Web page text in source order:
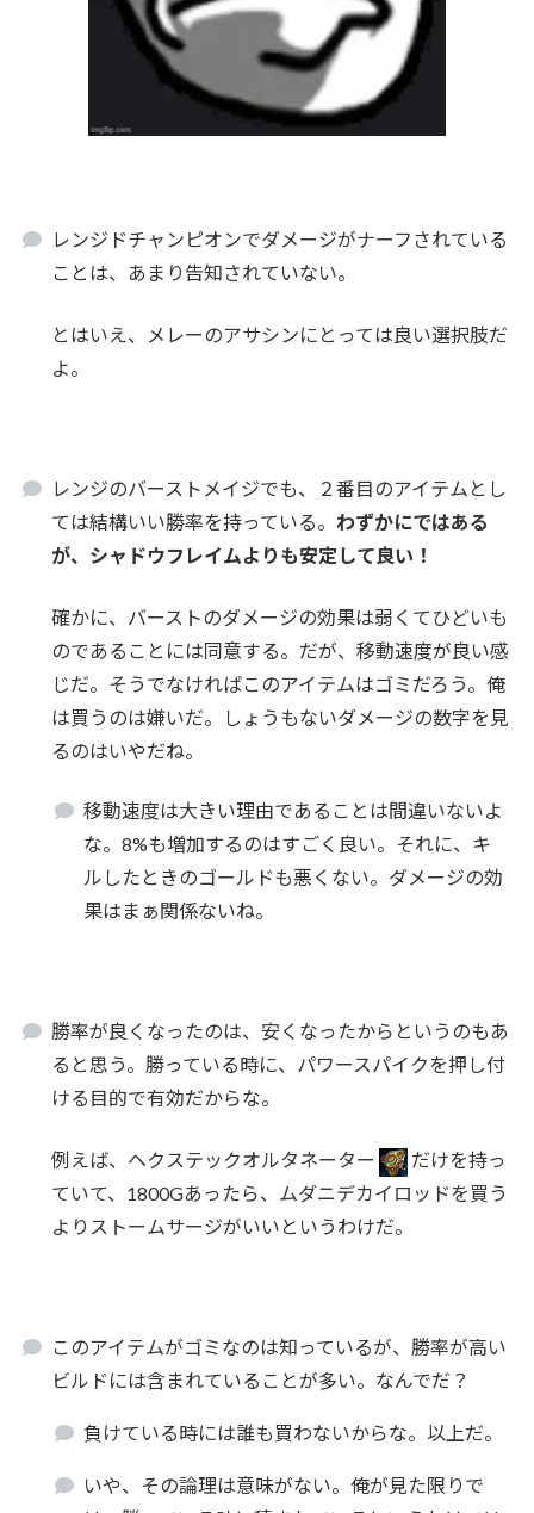
レンジドチャンピオンでダメージがナーフされている
ことは、あまり告知されていない。
とはいえ、メレーのアサシンにとっては良い選択肢だ
よ。
レンジのバーストメイジでも、２番目のアイテムとし
ては結構いい勝率を持っている。わずかにではある
が、シャドウフレイムよりも安定して良い！
確かに、バーストのダメージの効果は弱くてひどいも
のであることには同意する。だが、移動速度が良い感
じだ。そうでなければこのアイテムはゴミだろう。俺
は買うのは嫌いだ。しょうもないダメージの数字を見
るのはいやだね。
移動速度は大きい理由であることは間違いないよ
な。8%も増加するのはすごく良い。それに、キ
ルしたときのゴールドも悪くない。ダメージの効
果はまぁ関係ないね。
勝率が良くなったのは、安くなったからというのもあ
ると思う。勝っている時に、パワースパイクを押し付
ける目的で有効だからな。
例えば、ヘクステックオルタネーター
だけを持っ
ていて、1800Gあったら、ムダニデカイロッドを買う
よりストームサージがいいというわけだ。
このアイテムがゴミなのは知っているが、勝率が高い
ビルドには含まれていることが多い。なんでだ？
負けている時には誰も買わないからな。以上だ。
いや、その論理は意味がない。俺が見た限りで